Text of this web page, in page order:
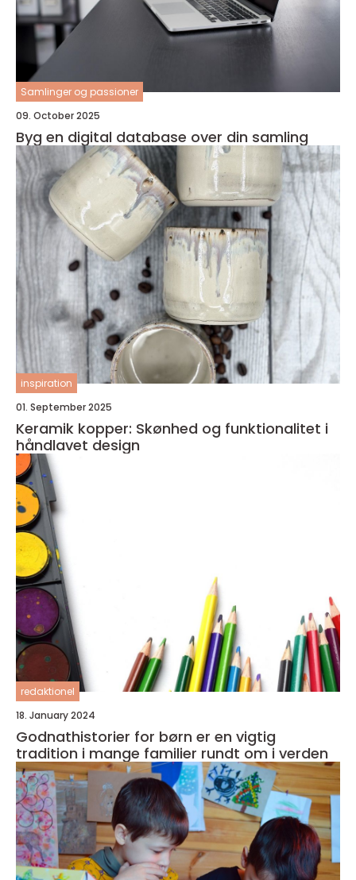
Samlinger og passioner
09. October 2025
Byg en digital database over din samling
inspiration
01. September 2025
Keramik kopper: Skønhed og funktionalitet i
håndlavet design
redaktionel
18. January 2024
Godnathistorier for børn er en vigtig
tradition i mange familier rundt om i verden